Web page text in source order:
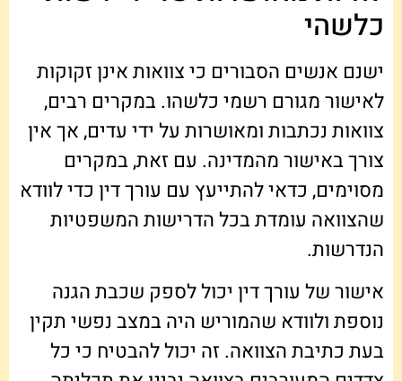
כלשהי
ישנם אנשים הסבורים כי צוואות אינן זקוקות
לאישור מגורם רשמי כלשהו. במקרים רבים,
צוואות נכתבות ומאושרות על ידי עדים, אך אין
צורך באישור מהמדינה. עם זאת, במקרים
מסוימים, כדאי להתייעץ עם עורך דין כדי לוודא
שהצוואה עומדת בכל הדרישות המשפטיות
הנדרשות.
אישור של עורך דין יכול לספק שכבת הגנה
נוספת ולוודא שהמוריש היה במצב נפשי תקין
בעת כתיבת הצוואה. זה יכול להבטיח כי כל